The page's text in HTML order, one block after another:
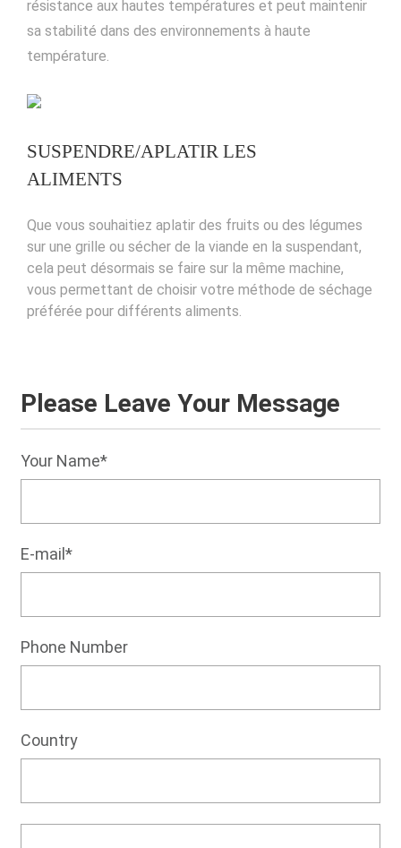
résistance aux hautes températures et peut maintenir
sa stabilité dans des environnements à haute
température.
SUSPENDRE/APLATIR LES
ALIMENTS
Que vous souhaitiez aplatir des fruits ou des légumes
sur une grille ou sécher de la viande en la suspendant,
cela peut désormais se faire sur la même machine,
vous permettant de choisir votre méthode de séchage
préférée pour différents aliments.
Please Leave Your Message
Your Name*
E-mail*
Phone Number
Country